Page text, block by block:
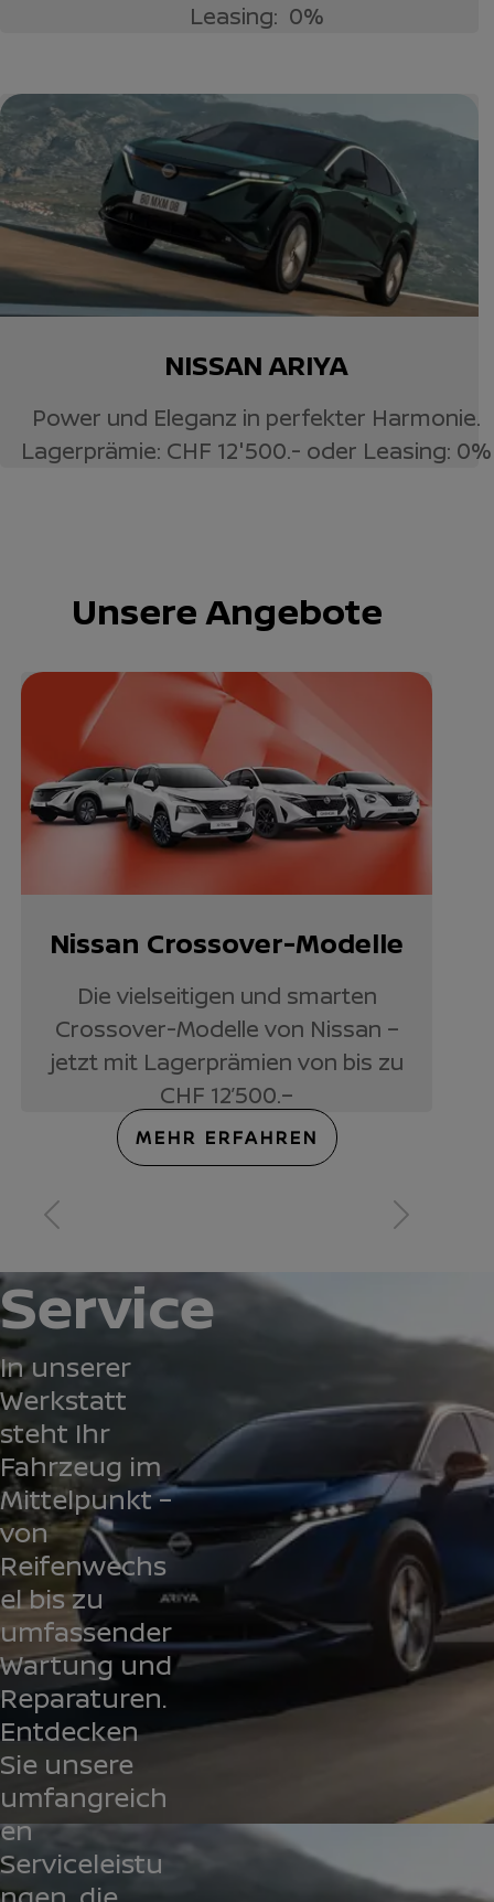
Leasing: 0%
NISSAN ARIYA
Power und Eleganz in perfekter Harmonie.
Lagerprämie: CHF 12'500.- oder Leasing: 0%
Unsere Angebote
Nissan Crossover-Modelle
Die vielseitigen und smarten
Crossover-Modelle von Nissan –
jetzt mit Lagerprämien von bis zu
CHF 12’500.–
MEHR ERFAHREN
Previous Next
Service
In unserer
Werkstatt
steht Ihr
Fahrzeug im
Mittelpunkt –
von
Reifenwechs
el bis zu
umfassender
Wartung und
Reparaturen.
Entdecken
Sie unsere
umfangreich
en
Serviceleistu